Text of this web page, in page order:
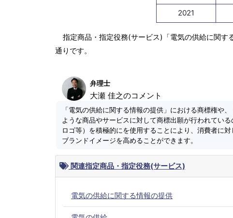
2021
指定商品・指定役務(サービス)「電気の供給に関
通りです。
弁理士
大瀬 佳之のコメント
「電気の供給に関する情報の提供」における商標権や
ような商品やサービスに対して商標出願が行われてい
ロゴ等）を積極的にを使用することにより、消費者に
ブランドイメージを高めることができます。
関連指定商品・指定役務(サービス)
電気の供給に関する情報の提供